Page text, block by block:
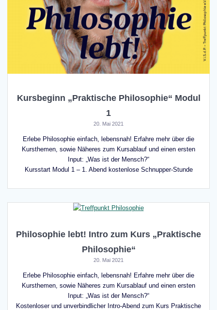
Kursbeginn „Praktische Philosophie“ Modul
1
20. Mai 2021
Erlebe Philosophie einfach, lebensnah! Erfahre mehr über die
Kursthemen, sowie Näheres zum Kursablauf und einen ersten
Input: „Was ist der Mensch?“
Kursstart Modul 1 – 1. Abend kostenlose Schnupper-Stunde
Philosophie lebt! Intro zum Kurs „Praktische
Philosophie“
20. Mai 2021
Erlebe Philosophie einfach, lebensnah! Erfahre mehr über die
Kursthemen, sowie Näheres zum Kursablauf und einen ersten
Input: „Was ist der Mensch?“
Kostenloser und unverbindlicher Intro-Abend zum Kurs Praktische